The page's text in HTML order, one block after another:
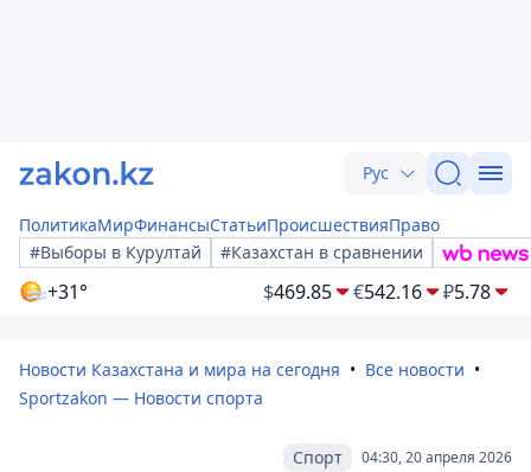
Рус
ПолитикаМирФинансыСтатьиПроисшествияПраво
#Выборы в Курултай
#Казахстан в сравнении
+31° $469.85 €542.16 ₽5.78
Новости Казахстана и мира на сегодня
Все новости
Sportzakon — Новости спорта
04:30, 20 апреля 2026
Спорт